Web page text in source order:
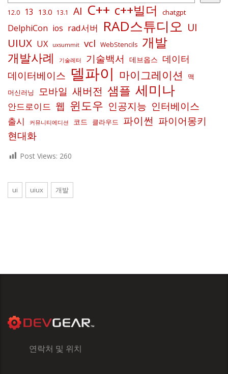
12.0 13 13.0 13.1 AI C++ c++빌더 chatgpt
DelphiCon ios rad서버 RAD스튜디오 UI
UIUX UX uxsummit vcl WebStencils 개발
개발사례 기술레터 기술백서 데브옵스 데이터
데이터베이스 델파이 마이그레이션
맥
머신러닝
모바일 새버전 샘플 세미나
안드로이드 웹 윈도우 인공지능 인터베이스
출시 커뮤니티에디션 코드 클라우드 파이썬 파이어몽키
현대화
Post Views: 260
ui uiux 개발
연락처 및 위치